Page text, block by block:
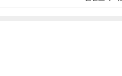
전음악 양쪽에서 빼어난 연주를 들